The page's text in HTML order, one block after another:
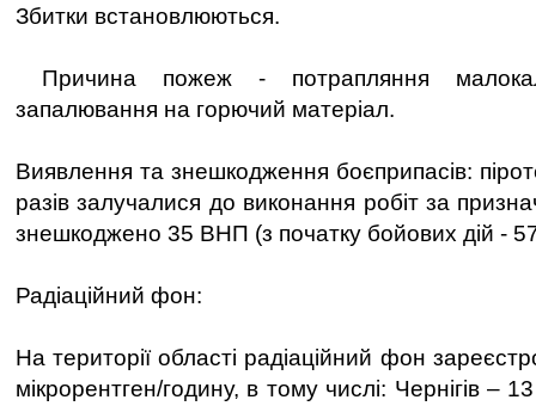
Збитки встановлюються.
Причина пожеж - потрапляння
запалювання на горючий матеріал.
Виявлення та знешкодження боєприпасів:
разів залучалися до виконання робіт за
знешкоджено 35 ВНП (з початку бойових дій -
Радіаційний фон:
На території області радіаційний фон
мікрорентген/годину, в тому числі: Чернігів –